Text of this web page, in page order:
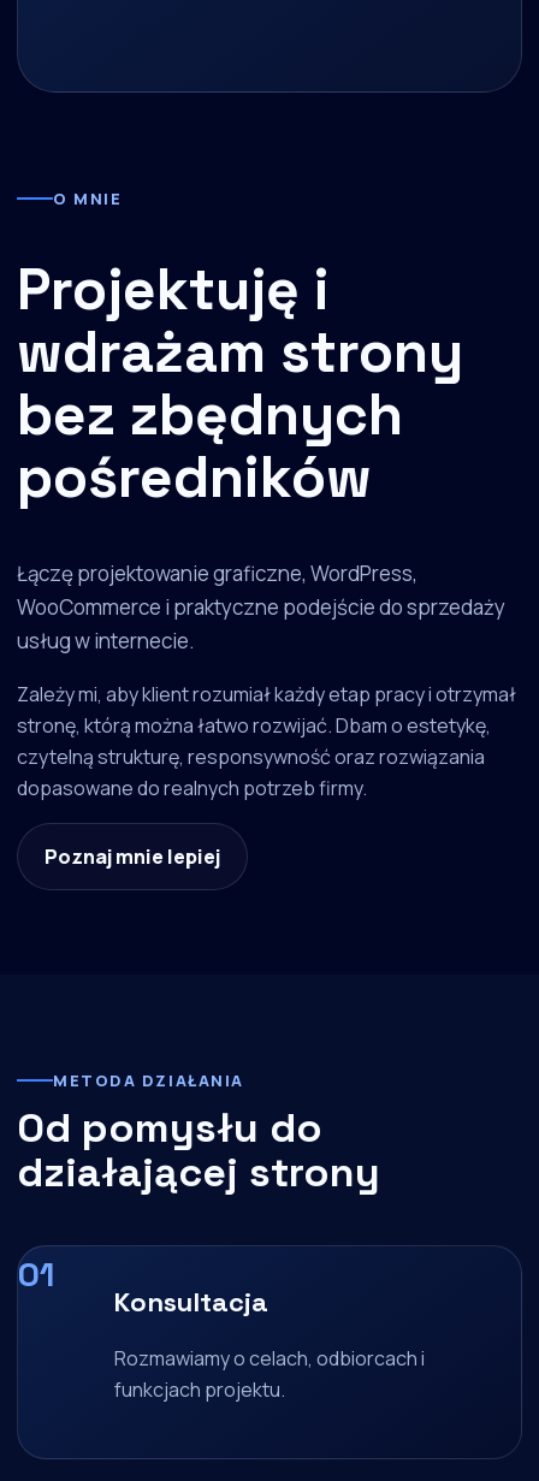
O MNIE
Projektuję i
wdrażam strony
bez zbędnych
pośredników
Łączę projektowanie graficzne, WordPress,
WooCommerce i praktyczne podejście do sprzedaży
usług w internecie.
Zależy mi, aby klient rozumiał każdy etap pracy i otrzymał
stronę, którą można łatwo rozwijać. Dbam o estetykę,
czytelną strukturę, responsywność oraz rozwiązania
dopasowane do realnych potrzeb firmy.
Poznaj mnie lepiej
METODA DZIAŁANIA
Od pomysłu do
działającej strony
Konsultacja
Rozmawiamy o celach, odbiorcach i
funkcjach projektu.